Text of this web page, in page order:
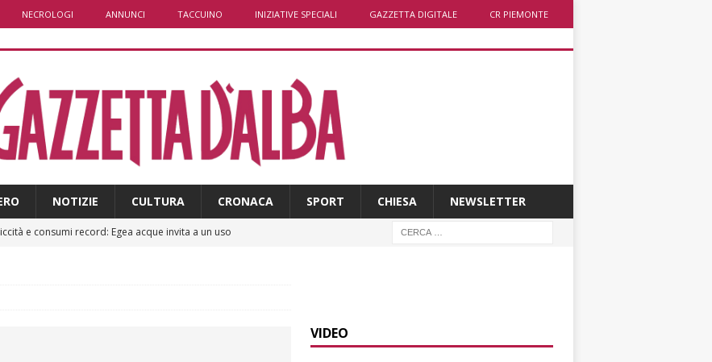
NECROLOGI ANNUNCI TACCUINO INIZIATIVE SPECIALI GAZZETTA DIGITALE CR PIEMONTE
NOTIZIE CULTURA CRONACA SPORT CHIESA NEWSLETTER
e consumi record: Egea acque invita a un uso
Perù a Bra, fino al passaporto italiano: la bella storia di
VIDEO